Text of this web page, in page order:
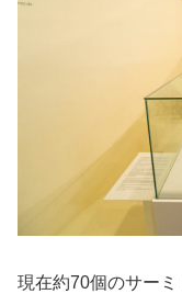
現在約70個のサー